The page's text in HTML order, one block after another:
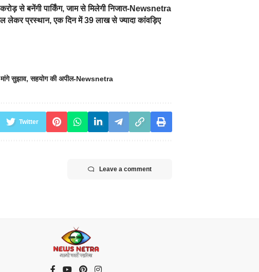
से बनेंगी पार्किंग, जाम से मिलेगी निजात-Newsnetra
लेकर प्रस्थान, एक दिन में 39 लाख से ज्यादा कांवड़िए
सुझाव,सहयोग की अपील-Newsnetra
Twitter
Leave a comment